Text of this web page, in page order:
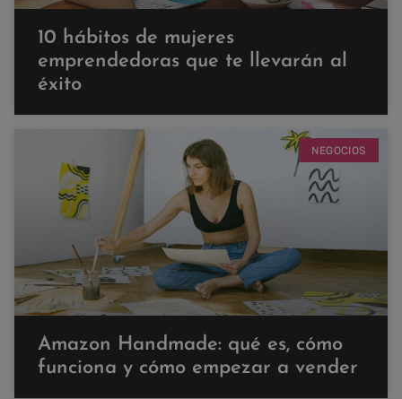
10 hábitos de mujeres
emprendedoras que te llevarán al
éxito
NEGOCIOS
Amazon Handmade: qué es, cómo
funciona y cómo empezar a vender